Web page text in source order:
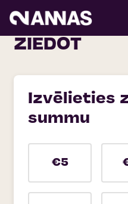
ZIEDOT
Izvēlieties
summu
€5